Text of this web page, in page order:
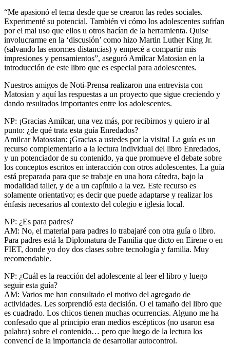
“Me apasionó el tema desde que se crearon las redes sociales.
Experimenté su potencial. También vi cómo los adolescentes sufrían
por el mal uso que ellos u otros hacían de la herramienta. Quise
involucrarme en la ‘discusión’ como hizo Martin Luther King Jr.
(salvando las enormes distancias) y empecé a compartir mis
impresiones y pensamientos”, aseguró Amilcar Matosian en la
introducción de este libro que es especial para adolescentes.
Nuestros amigos de Noti-Prensa realizaron una entrevista con
Matosian y aquí las respuestas a un proyecto que sigue creciendo y
dando resultados importantes entre los adolescentes.
NP: ¡Gracias Amilcar, una vez más, por recibirnos y quiero ir al
punto: ¿de qué trata esta guía Enredados?
Amilcar Matossian: ¡Gracias a ustedes por la visita! La guía es un
recurso complementario a la lectura individual del libro Enredados,
y un potenciador de su contenido, ya que promueve el debate sobre
los conceptos escritos en interacción con otros adolescentes. La guía
está preparada para que se trabaje en una hora cátedra, bajo la
modalidad taller, y de a un capítulo a la vez. Este recurso es
solamente orientativo; es decir que puede adaptarse y realizar los
énfasis necesarios al contexto del colegio e iglesia local.
NP: ¿Es para padres?
AM: No, el material para padres lo trabajaré con otra guía o libro.
Para padres está la Diplomatura de Familia que dicto en Eirene o en
FIET, donde yo doy dos clases sobre tecnología y familia. Muy
recomendable.
NP: ¿Cuál es la reacción del adolescente al leer el libro y luego
seguir esta guía?
AM: Varios me han consultado el motivo del agregado de
actividades. Les sorprendió esta decisión. O el tamaño del libro que
es cuadrado. Los chicos tienen muchas ocurrencias. Alguno me ha
confesado que al principio eran medios escépticos (no usaron esa
palabra) sobre el contenido… pero que luego de la lectura los
convencí de la importancia de desarrollar autocontrol.